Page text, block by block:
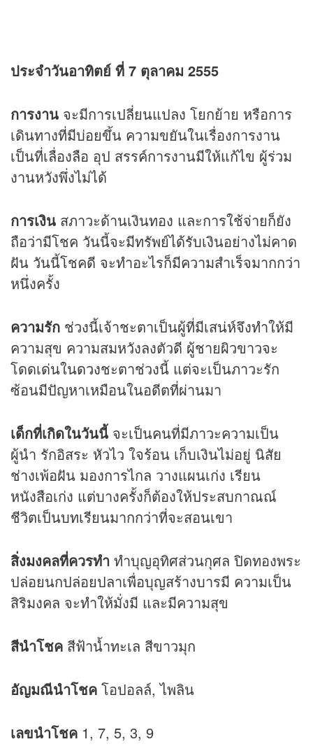
ประจำวันอาทิตย์ ที่ 7 ตุลาคม 2555
การงาน จะมีการเปลี่ยนแปลง โยกย้าย หรือการ
เดินทางที่มีบ่อยขึ้น ความขยันในเรื่องการงาน
เป็นที่เลื่องลือ อุป สรรค์การงานมีให้แก้ไข ผู้ร่วม
งานหวังพึ่งไม่ได้
การเงิน สภาวะด้านเงินทอง และการใช้จ่ายก็ยัง
ถือว่ามีโชค วันนี้จะมีทรัพย์ได้รับเงินอย่างไม่คาด
ฝัน วันนี้โชคดี จะทำอะไรก็มีความสำเร็จมากกว่า
หนึ่งครั้ง
ความรัก ช่วงนี้เจ้าชะตาเป็นผู้ที่มีเสน่ห์จึงทำให้มี
ความสุข ความสมหวังลงตัวดี ผู้ชายผิวขาวจะ
โดดเด่นในดวงชะตาช่วงนี้ แต่จะเป็นภาวะรัก
ซ้อนมีปัญหาเหมือนในอดีตที่ผ่านมา
เด็กที่เกิดในวันนี้ จะเป็นคนที่มีภาวะความเป็น
ผู้นำ รักอิสระ หัวไว ใจร้อน เก็บเงินไม่อยู่ นิสัย
ช่างเพ้อฝัน มองการไกล วางแผนเก่ง เรียน
หนังสือเก่ง แต่บางครั้งก็ต้องให้ประสบกาณณ์
ชีวิตเป็นบทเรียนมากกว่าที่จะสอนเขา
สิ่งมงคลที่ควรทำ ทำบุญอุทิศส่วนกุศล ปิดทองพระ
ปล่อยนกปล่อยปลาเพื่อบุญสร้างบารมี ความเป็น
สิริมงคล จะทำให้มั่งมี และมีความสุข
สีนำโชค สีฟ้าน้ำทะเล สีขาวมุก
อัญมณีนำโชค โอปอลล์, ไพลิน
เลขนำโชค 1, 7, 5, 3, 9